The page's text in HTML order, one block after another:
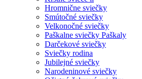
Hromnične sviečky
Smútočné sviečky
Velkonočné sviečky
Paškalne sviečky Paškaly
Darčekové sviečky
Sviečky rodina
Jubilejné sviečky
Narodeninové sviečky